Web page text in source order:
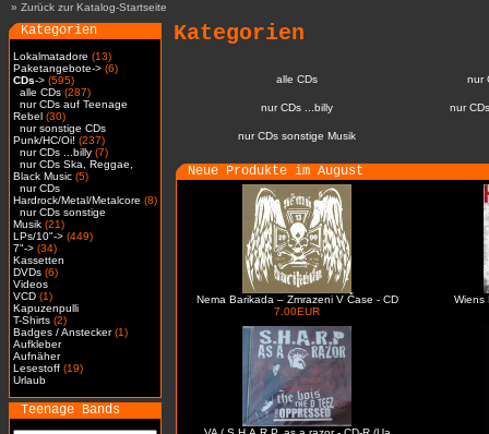
» Zurück zur Katalog-Startseite
Kategorien
Lokalmatadore (13)
Paketangebote-> (6)
CDs-> (595)
alle CDs (287)
nur CDs auf Teenage
Rebel (30)
nur sonstige CDs
Punk/HC/Oi! (237)
nur CDs ...billy (7)
nur CDs Ska, Reggae,
Black Music (5)
nur CDs
Hardrock/Metal/Metalcore (8)
nur CDs sonstige
Musik (21)
LPs/10"-> (449)
7"-> (34)
Kassetten
DVDs (6)
Videos
VCD (1)
Kapuzenpulli
T-Shirts (2)
Badges / Anstecker(1)
Aufkleber
Aufnäher
Lesestoff (19)
Urlaub
Teenage Bands
Kategorien
alle CDs nur
nur CDs ...billy nur
nur CDs sonstige Musik
Neue Produkte im August
Nema Barikada – Zmrazeni V Čase - CD
7.00EUR
Wiens